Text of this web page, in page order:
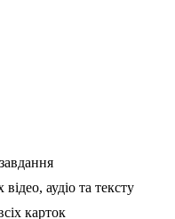
аудіо та тексту
карток